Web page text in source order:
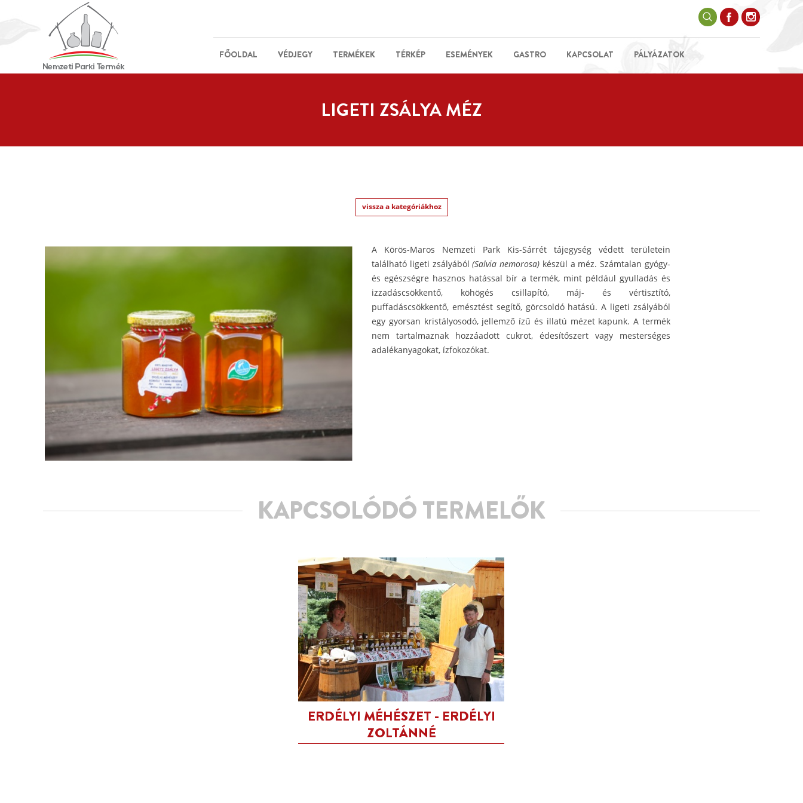
FŐOLDAL VÉDJEGY TERMÉKEK TÉRKÉP ESEMÉNYEK GASTRO KAPCSOLAT PÁLYÁZATOK
LIGETI ZSÁLYA MÉZ
vissza a kategóriákhoz
A Körös-Maros Nemzeti Park Kis-Sárrét tájegység védett területein
található ligeti zsályából(Salvia nemorosa) készül a méz. Számtalan gyógy-
és egészségre hasznos hatással bír a termék, mint például gyulladás és
izzadáscsökkentő, köhögés csillapító, máj- és vértisztító,
puffadáscsökkentő, emésztést segítő, görcsoldó hatású. A ligeti zsályából
egy gyorsan kristályosodó, jellemző ízű és illatú mézet kapunk. A termék
nem tartalmaznak hozzáadott cukrot, édesítőszert vagy mesterséges
adalékanyagokat, ízfokozókat.
KAPCSOLÓDÓ TERMELŐK
ERDÉLYI MÉHÉSZET - ERDÉLYI
ZOLTÁNNÉ